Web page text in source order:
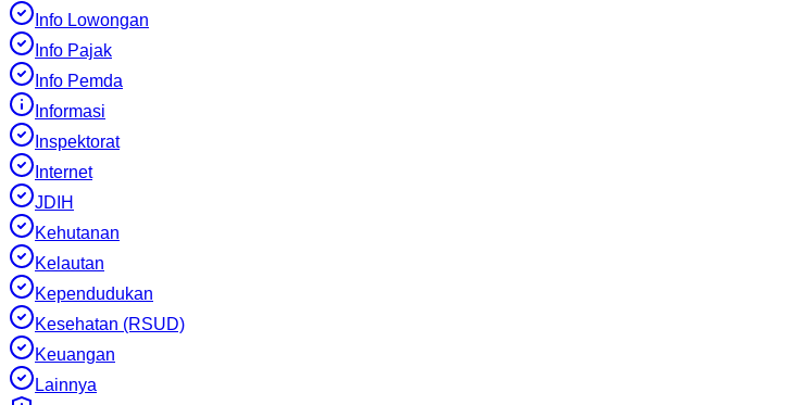
Info Lowongan
Info Pajak
Info Pemda
Informasi
Inspektorat
Internet
JDIH
Kehutanan
Kelautan
Kependudukan
Kesehatan (RSUD)
Keuangan
Lainnya